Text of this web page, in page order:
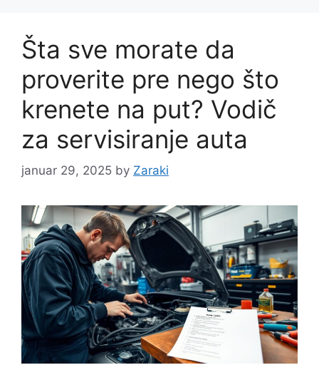
Šta sve morate da
proverite pre nego što
krenete na put? Vodič
za servisiranje auta
januar 29, 2025 by Zaraki